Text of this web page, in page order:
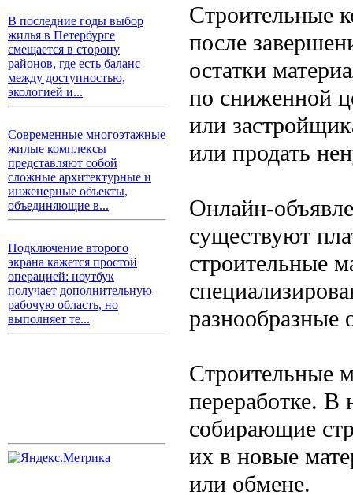
В последние годы выбор
жилья в Петербурге
смещается в сторону
районов, где есть баланс
между доступностью,
экологией и...
Современные многоэтажные
жилые комплексы
представляют собой
сложные архитектурные и
инженерные объекты,
объединяющие в...
Подключение второго
экрана кажется простой
операцией: ноутбук
получает дополнительную
рабочую область, но
выполняет те...
Строительные
после
остатки
по сниженной
или
или продать
Онлайн-
существуют
строительные
разнообразные
Строительные
переработке. В
собирающие
их в новые
или обмене.